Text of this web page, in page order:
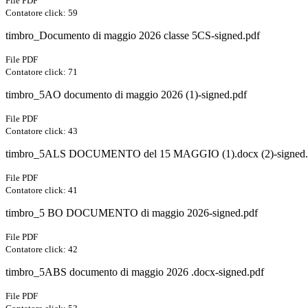
Contatore click: 59
timbro_Documento di maggio 2026 classe 5CS-signed.pdf
File PDF
Contatore click: 71
timbro_5AO documento di maggio 2026 (1)-signed.pdf
File PDF
Contatore click: 43
timbro_5ALS DOCUMENTO del 15 MAGGIO (1).docx (2)-
File PDF
Contatore click: 41
timbro_5 BO DOCUMENTO di maggio 2026-signed.pdf
File PDF
Contatore click: 42
timbro_5ABS documento di maggio 2026 .docx-signed.pdf
File PDF